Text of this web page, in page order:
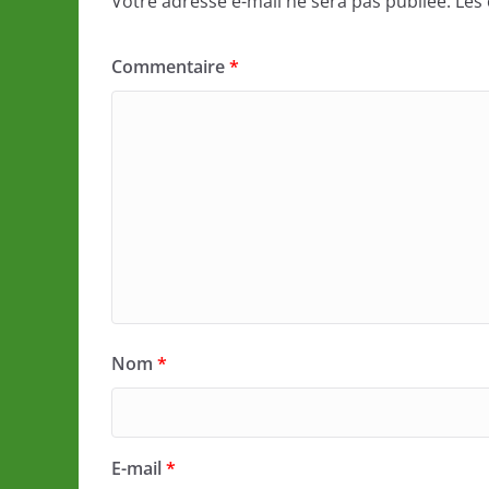
Commentaire*
Nom *
E-mail*